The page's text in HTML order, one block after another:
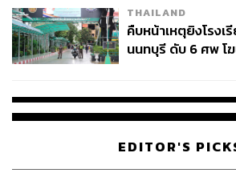
ไทยไปทั้งสิ้น 10 แห่ง โดย Aura
กองทุนเลือกลงทุนจนปิดกอง เป็นการซื้อ
บดินทร์ จึงไม่ส่งผลต่อการเปลี่ยนแปลงโค
และผู้ถือหุ้นหลักที่ยังคงเป็นกลุ่มผู้ก่อตั้งเดิม
ตัวแทนของ Fullerton ระบุเหตุผลในการ
ว่ามาจากศักยภาพของอุตสาหกรรม
ที่เป็น New Economy ของไทยซึ่งตอบโจ
THAILAND
คืบหน้าเหตุยิงโรงเ
นนทบุรี ดับ 6 ศพ โ
EDITOR'S